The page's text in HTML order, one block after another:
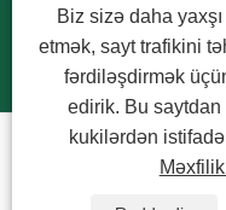
E-poçt:
Copyright © 2022 Wenzhou
Çantalar - Bütün hüquqlar
Biz sizə daha
etmək, sayt trafikini
fərdiləşdirmək
edirik. Bu
kukilərdən